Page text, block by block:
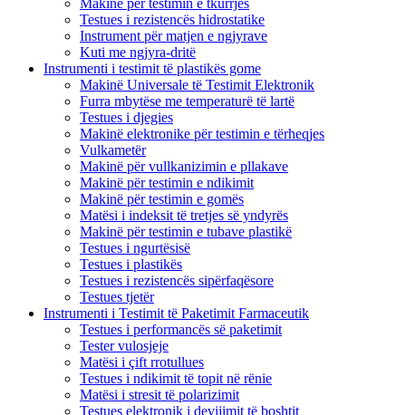
Testues i rezistencës hidrostatike
Instrument për matjen e ngjyrave
Kuti me ngjyra-dritë
Instrumenti i testimit të plastikës gome
Makinë Universale të Testimit Elektronik
Furra mbytëse me temperaturë të lartë
Testues i djegies
Makinë elektronike për testimin e tërheqjes
Vulkametër
Makinë për vullkanizimin e pllakave
Makinë për testimin e ndikimit
Makinë për testimin e gomës
Matësi i indeksit të tretjes së yndyrës
Makinë për testimin e tubave plastikë
Testues i ngurtësisë
Testues i plastikës
Testues i rezistencës sipërfaqësore
Testues tjetër
Instrumenti i Testimit të Paketimit Farmaceutik
Testues i performancës së paketimit
Tester vulosjeje
Matësi i çift rrotullues
Testues i ndikimit të topit në rënie
Matësi i stresit të polarizimit
Testues elektronik i devijimit të boshtit